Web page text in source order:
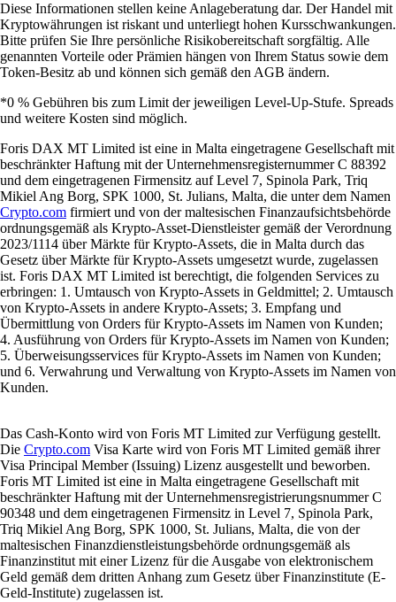
Diese Informationen stellen keine Anlageberatung dar. Der Handel mit
Kryptowährungen ist riskant und unterliegt hohen Kursschwankungen.
Bitte prüfen Sie Ihre persönliche Risikobereitschaft sorgfältig. Alle
genannten Vorteile oder Prämien hängen von Ihrem Status sowie dem
Token-Besitz ab und können sich gemäß den AGB ändern.
*0 % Gebühren bis zum Limit der jeweiligen Level-Up-Stufe. Spreads
und weitere Kosten sind möglich.
Foris DAX MT Limited ist eine in Malta eingetragene Gesellschaft mit
beschränkter Haftung mit der Unternehmensregisternummer C 88392
und dem eingetragenen Firmensitz auf Level 7, Spinola Park, Triq
Mikiel Ang Borg, SPK 1000, St. Julians, Malta, die unter dem Namen
Crypto.com firmiert und von der maltesischen Finanzaufsichtsbehörde
ordnungsgemäß als Krypto-Asset-Dienstleister gemäß der Verordnung
2023/1114 über Märkte für Krypto-Assets, die in Malta durch das
Gesetz über Märkte für Krypto-Assets umgesetzt wurde, zugelassen
ist. Foris DAX MT Limited ist berechtigt, die folgenden Services zu
erbringen: 1. Umtausch von Krypto-Assets in Geldmittel; 2. Umtausch
von Krypto-Assets in andere Krypto-Assets; 3. Empfang und
Übermittlung von Orders für Krypto-Assets im Namen von Kunden;
4. Ausführung von Orders für Krypto-Assets im Namen von Kunden;
5. Überweisungsservices für Krypto-Assets im Namen von Kunden;
und 6. Verwahrung und Verwaltung von Krypto-Assets im Namen von
Kunden.
Das Cash-Konto wird von Foris MT Limited zur Verfügung gestellt.
Die Crypto.com Visa Karte wird von Foris MT Limited gemäß ihrer
Visa Principal Member (Issuing) Lizenz ausgestellt und beworben.
Foris MT Limited ist eine in Malta eingetragene Gesellschaft mit
beschränkter Haftung mit der Unternehmensregistrierungsnummer C
90348 und dem eingetragenen Firmensitz in Level 7, Spinola Park,
Triq Mikiel Ang Borg, SPK 1000, St. Julians, Malta, die von der
maltesischen Finanzdienstleistungsbehörde ordnungsgemäß als
Finanzinstitut mit einer Lizenz für die Ausgabe von elektronischem
Geld gemäß dem dritten Anhang zum Gesetz über Finanzinstitute (E-
Geld-Institute) zugelassen ist.